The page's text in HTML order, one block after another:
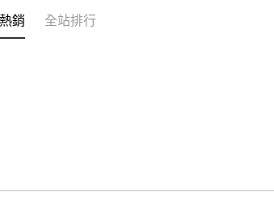
銷 全站排行